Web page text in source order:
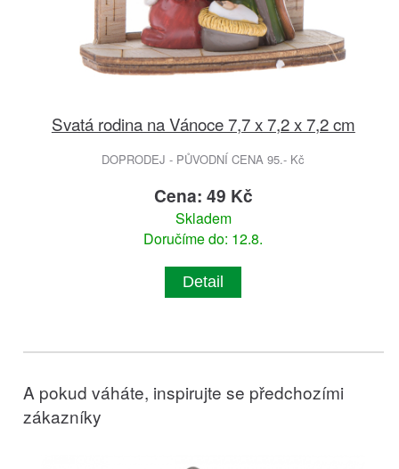
Svatá rodina na Vánoce 7,7 x 7,2 x 7,2 cm
DOPRODEJ - PŮVODNÍ CENA 95.- Kč
Cena: 49 Kč
Skladem
Doručíme do: 12.8.
Detail
A pokud váháte, inspirujte se předchozími
zákazníky